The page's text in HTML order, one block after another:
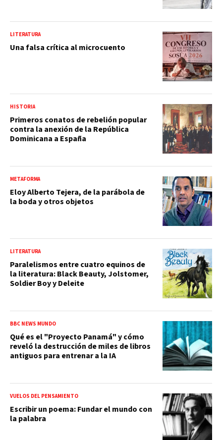
LITERATURA
Una falsa crítica al microcuento
HISTORIA
Primeros conatos de rebelión popular
contra la anexión de la República
Dominicana a España
METAFORMA
Eloy Alberto Tejera, de la parábola de
la boda y otros objetos
LITERATURA
Paralelismos entre cuatro equinos de
la literatura: Black Beauty, Jolstomer,
Soldier Boy y Deleite
BBC NEWS MUNDO
Qué es el "Proyecto Panamá" y cómo
reveló la destrucción de miles de libros
antiguos para entrenar a la IA
VUELOS DEL PENSAMIENTO
Escribir un poema: Fundar el mundo con
la palabra